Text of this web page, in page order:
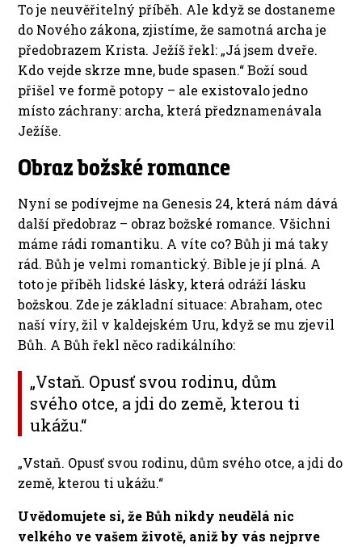
To je neuvěřitelný příběh. Ale když se dostaneme
do Nového zákona, zjistíme, že samotná archa je
předobrazem Krista. Ježíš řekl: „Já jsem dveře.
Kdo vejde skrze mne, bude spasen.“ Boží soud
přišel ve formě potopy – ale existovalo jedno
místo záchrany: archa, která předznamenávala
Ježíše.
Obraz božské romance
Nyní se podívejme na Genesis 24, která nám dává
další předobraz – obraz božské romance. Všichni
máme rádi romantiku. A víte co? Bůh ji má taky
rád. Bůh je velmi romantický. Bible je jí plná. A
toto je příběh lidské lásky, která odráží lásku
božskou. Zde je základní situace: Abraham, otec
naší víry, žil v kaldejském Uru, když se mu zjevil
Bůh. A Bůh řekl něco radikálního:
„Vstaň. Opusť svou rodinu, dům
svého otce, a jdi do země, kterou ti
ukážu.“
„Vstaň. Opusť svou rodinu, dům svého otce, a jdi do
země, kterou ti ukážu.“
Uvědomujete si, že Bůh nikdy neudělá nic
velkého ve vašem životě, aniž by vás nejprve